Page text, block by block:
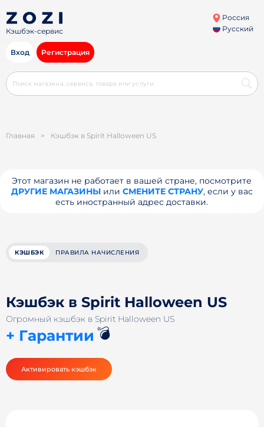
Кэшбэк-сервис
Россия
Русский
Вход Регистрация
Главная > Кэшбэк в Spirit Halloween US
Этот магазин не работает в вашей стране, посмотрите
ДРУГИЕ МАГАЗИНЫили СМЕНИТЕ СТРАНУ, если у вас
есть иностранный адрес доставки.
КЭШБЭК ПРАВИЛА НАЧИСЛЕНИЯ
Кэшбэк в Spirit Halloween US
Огромный кэшбэк в Spirit Halloween US
+ Гарантии 💣
Активировать кэшбэк